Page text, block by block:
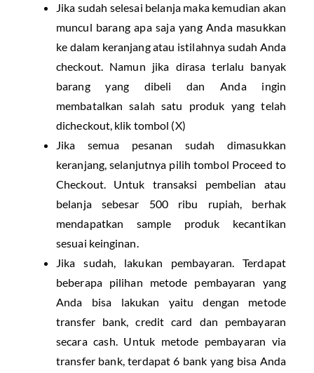
Jika sudah selesai belanja maka kemudian akan
muncul barang apa saja yang Anda masukkan
ke dalam keranjang atau istilahnya sudah Anda
checkout. Namun jika dirasa terlalu banyak
barang yang dibeli dan Anda ingin
membatalkan salah satu produk yang telah
dicheckout, klik tombol (X)
Jika semua pesanan sudah dimasukkan
keranjang, selanjutnya pilih tombol Proceed to
Checkout. Untuk transaksi pembelian atau
belanja sebesar 500 ribu rupiah, berhak
mendapatkan sample produk kecantikan
sesuai keinginan.
Jika sudah, lakukan pembayaran. Terdapat
beberapa pilihan metode pembayaran yang
Anda bisa lakukan yaitu dengan metode
transfer bank, credit card dan pembayaran
secara cash. Untuk metode pembayaran via
transfer bank, terdapat 6 bank yang bisa Anda